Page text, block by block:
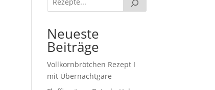
Neueste
Beiträge
Vollkornbrötchen Rezept I
mit Übernachtgare